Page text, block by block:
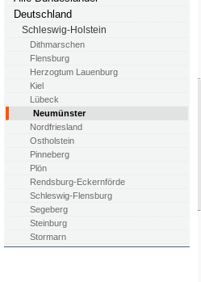
Deutschland
Schleswig-Holstein
Dithmarschen
Flensburg
Herzogtum Lauenburg
Kiel
Lübeck
Neumünster
Nordfriesland
Ostholstein
Pinneberg
Plön
Rendsburg-Eckernförde
Schleswig-Flensburg
Segeberg
Steinburg
Stormarn